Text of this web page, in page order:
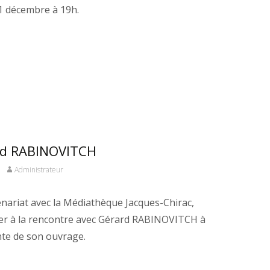
à 19h.
RABINOVITCH
Administrateur
avec la Médiathèque Jacques-Chirac,
à la rencontre avec Gérard RABINOVITCH à
de son ouvrage.